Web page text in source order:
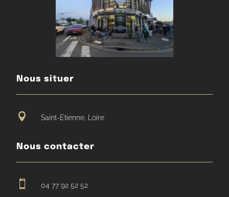
Nous situer
 Saint-Etienne, Loire
Nous contacter
 04 77 92 52 52